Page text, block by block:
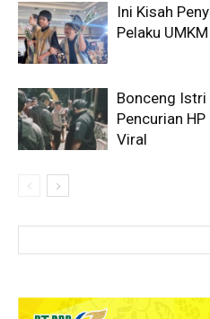
Ini Kisah
Pelaku
Bonceng Istri
Pencurian
Viral